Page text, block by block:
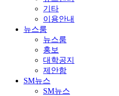
기타
이용안내
뉴스룸
뉴스룸
홍보
대학공지
제안함
SM뉴스
SM뉴스